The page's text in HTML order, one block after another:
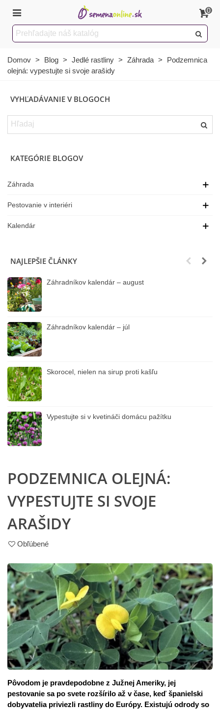
0
Domov > Blog > Jedlé rastliny > Záhrada >
Podzemnica
olejná: vypestujte si svoje arašidy
VYHĽADÁVANIE V BLOGOCH
KATEGÓRIE BLOGOV
Záhrada
Pestovanie v interiéri
Kalendár
NAJLEPŠIE ČLÁNKY
Záhradníkov kalendár – august
Záhradníkov kalendár – júl
Skorocel, nielen na sirup proti kašľu
Vypestujte si v kvetináči domácu pažítku
PODZEMNICA OLEJNÁ:
VYPESTUJTE SI SVOJE
ARAŠIDY
Obľúbené
Pôvodom je pravdepodobne z Južnej Ameriky, jej
pestovanie sa po svete rozšírilo až v čase, keď španielski
dobyvatelia priviezli rastliny do Európy. Existujú odrody so